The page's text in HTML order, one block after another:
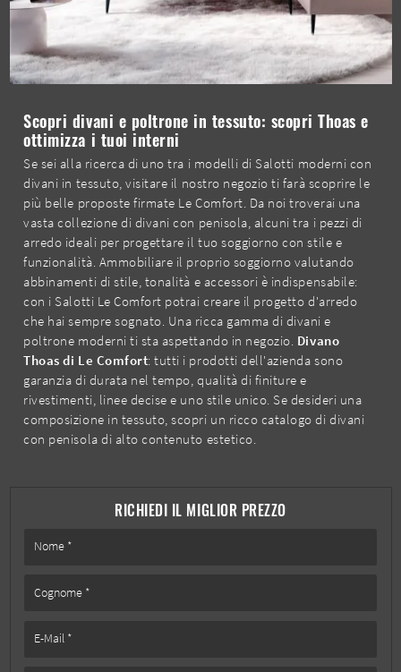
RICHIEDI IL MIGLIOR PREZZO
Scopri divani e poltrone in tessuto: scopri Thoas e
ottimizza i tuoi interni
Se sei alla ricerca di uno tra i modelli di Salotti moderni con
divani in tessuto, visitare il nostro negozio ti farà scoprire le
più belle proposte firmate Le Comfort. Da noi troverai una
vasta collezione di divani con penisola, alcuni tra i pezzi di
arredo ideali per progettare il tuo soggiorno con stile e
funzionalità. Ammobiliare il proprio soggiorno valutando
abbinamenti di stile, tonalità e accessori è indispensabile:
con i Salotti Le Comfort potrai creare il progetto d'arredo
che hai sempre sognato. Una ricca gamma di divani e
poltrone moderni ti sta aspettando in negozio. Divano
Thoas di Le Comfort: tutti i prodotti dell'azienda sono
garanzia di durata nel tempo, qualità di finiture e
rivestimenti, linee decise e uno stile unico. Se desideri una
composizione in tessuto, scopri un ricco catalogo di divani
con penisola di alto contenuto estetico.